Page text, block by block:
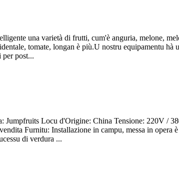
una varietà di frutti, cum'è anguria, melone,
tomate, longan è più.U nostru equipamentu hà
post...
Locu d'Origine: China Tensione: 220V /
Furnitu: Installazione in campu, messa in opera
di verdura ...